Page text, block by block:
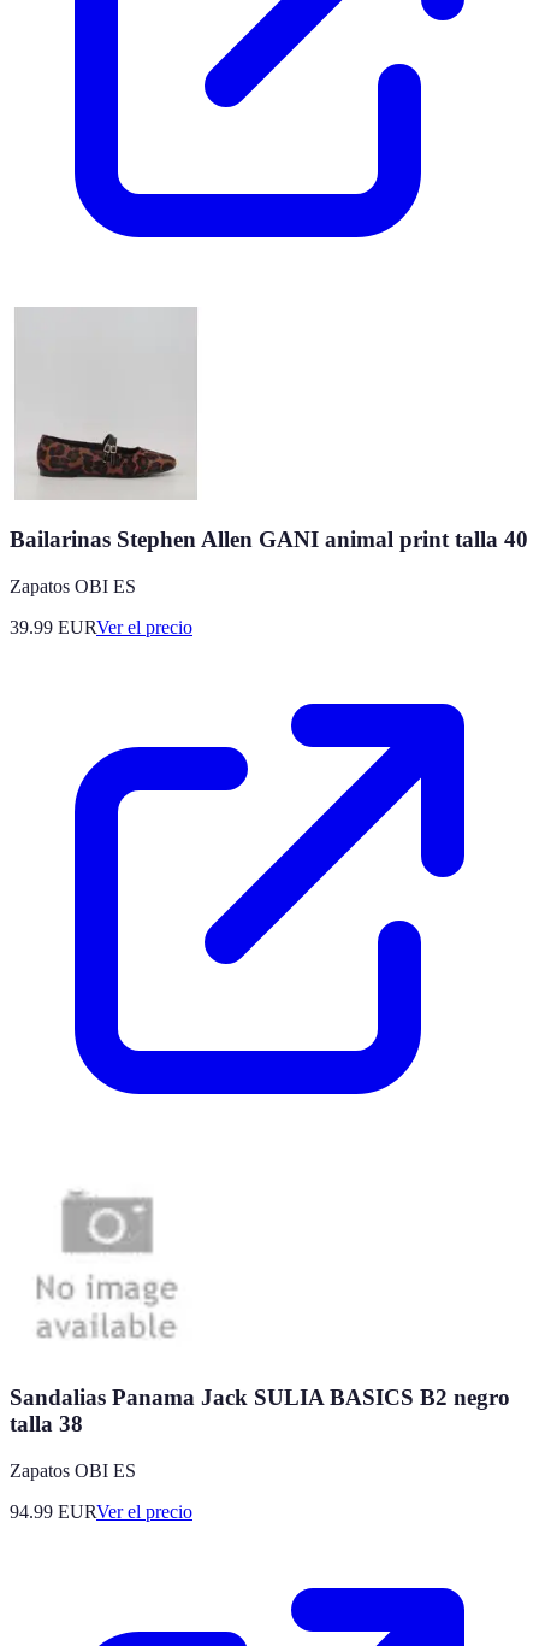
Bailarinas Stephen Allen GANI animal print talla 40
Zapatos OBI ES
39.99 EURVer el precio
Sandalias Panama Jack SULIA BASICS B2 negro
talla 38
Zapatos OBI ES
94.99 EURVer el precio